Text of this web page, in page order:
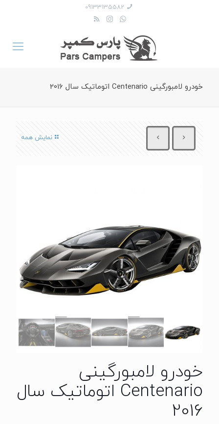
09133135582
خودرو لامبورگینی Centenario اتوماتیک سال 2016
نمایش همه
خودرو لامبورگینی
Centenario اتوماتیک سال
2016